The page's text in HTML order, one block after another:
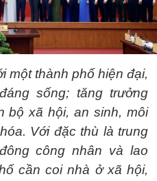
một thành phố hiện đại,
sống; tăng trưởng
bộ xã hội, an sinh, môi
Với đặc thù là trung
công nhân và lao
cần coi nhà ở xã hội,